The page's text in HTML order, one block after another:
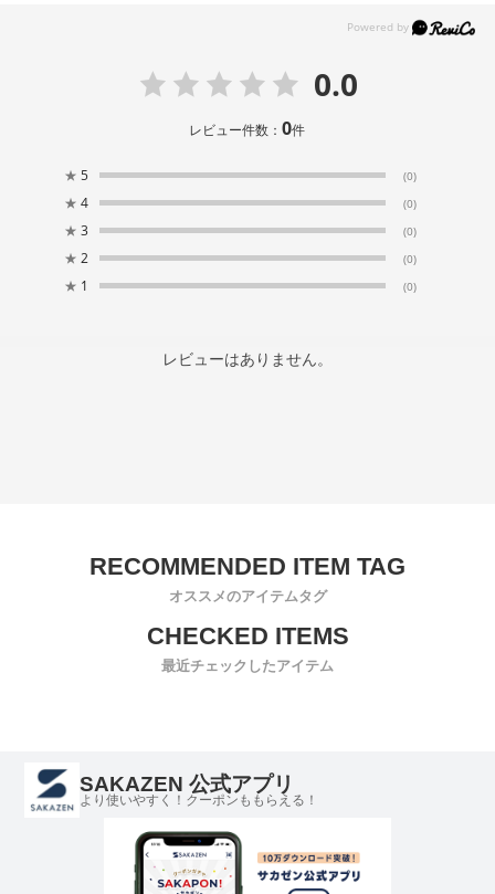
0.0
レビュー件数：0件
★ 5 (0)
★ 4 (0)
★ 3 (0)
★ 2 (0)
★ 1 (0)
レビューはありません。
オススメのアイテムタグ
最近チェックしたアイテム
SAKAZEN 公式アプリ
より使いやすく！クーポンももらえる！